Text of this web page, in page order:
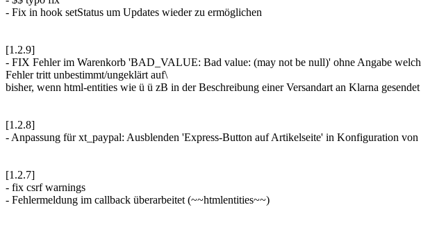
- Fix in hook setStatus um Updates wieder zu ermöglichen
[1.2.9]
- FIX Fehler im Warenkorb 'BAD_VALUE: Bad value: (may not be null)' ohne Angabe
Fehler tritt unbestimmt/ungeklärt auf\
bisher, wenn html-entities wie ü ü zB in der Beschreibung einer Versandart an Klarna
[1.2.8]
- Anpassung für xt_paypal: Ausblenden 'Express-Button auf Artikelseite' in Konfiguration von
[1.2.7]
- fix csrf warnings
- Fehlermeldung im callback überarbeitet (~~htmlentities~~)